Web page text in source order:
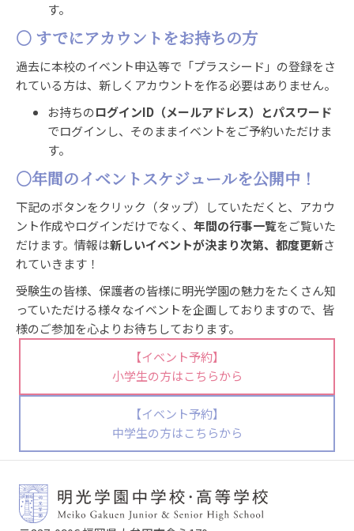
す。
○ すでにアカウントをお持ちの方
過去に本校のイベント申込等で「プラスシード」の登録をさ
れている方は、新しくアカウントを作る必要はありません。
お持ちのログインID（メールアドレス）とパスワード
でログインし、そのままイベントをご予約いただけま
す。
○年間のイベントスケジュールを公開中！
下記のボタンをクリック（タップ）していただくと、アカウ
ント作成やログインだけでなく、 年間の行事一覧をご覧いた
だけます。情報は新しいイベントが決まり次第、都度更新さ
れていきます！
受験生の皆様、保護者の皆様に明光学園の魅力をたくさん知
っていただける様々なイベントを企画しておりますので、皆
様のご参加を心よりお待ちしております。
【イベント予約】
小学生の方はこちらから
【イベント予約】
中学生の方はこちらから